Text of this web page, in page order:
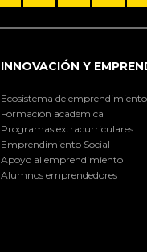
INNOVACIÓN Y
Ecosistema de emprendimiento
Formación académica
Programas extracurriculares
Emprendimiento Social
Apoyo al emprendimiento
Alumnos emprendedores